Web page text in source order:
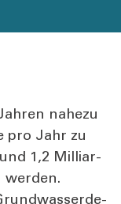
nahe­zu
pro Jahr zu
1,2 Mil­li­ar­
wer­den.